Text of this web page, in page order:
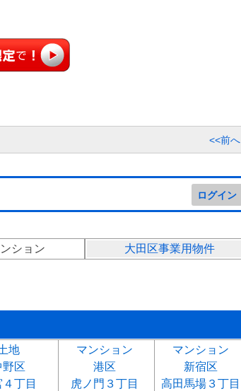
<<前へ
ログイン
ション 大田区事業用物件
地
野区
丁目
マンション
港区
虎ノ門３丁目
マンション
新宿区
高田馬場３丁目